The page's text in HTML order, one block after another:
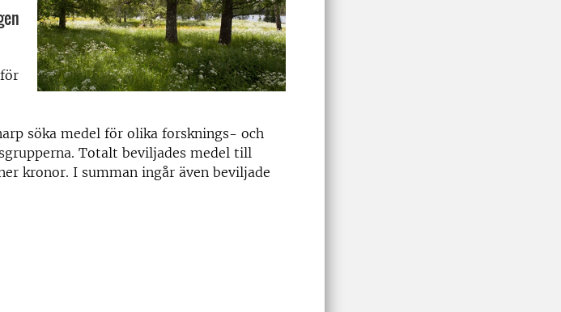
söka medel för olika forsknings- och
Totalt beviljades medel till
kronor. I summan ingår även beviljade